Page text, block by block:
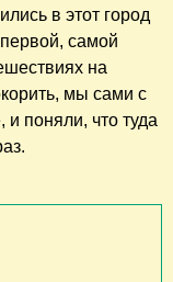
в этот город
самой
на
мы сами с
поняли, что туда